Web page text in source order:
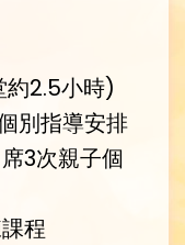
約2.5小時)
別指導安排
3次親子個
程